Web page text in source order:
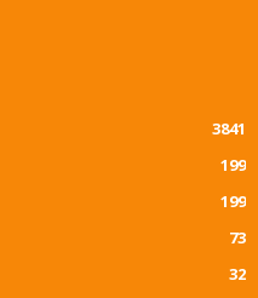
3841
199
199
73
32